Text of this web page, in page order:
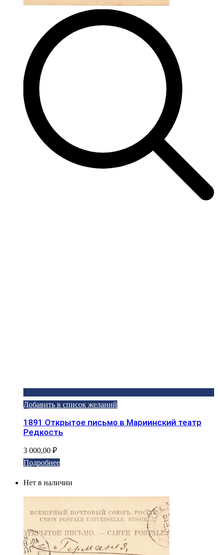
Добавить в список желаний
1891 Открытое письмо в Мариинский театр
Редкость
3 000,00 ₽
Подробнее
Нет в наличии